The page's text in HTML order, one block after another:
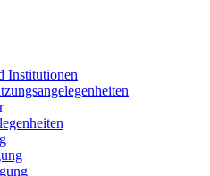
Institutionen